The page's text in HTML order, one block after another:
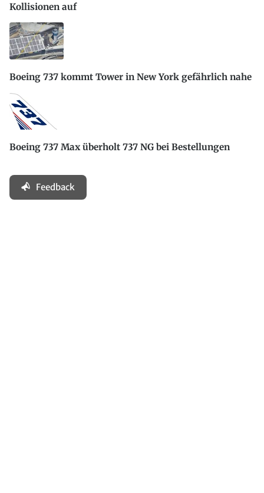
Kollisionen auf
Boeing 737 kommt Tower in New York gefährlich nahe
Boeing 737 Max überholt 737 NG bei Bestellungen
Feedback